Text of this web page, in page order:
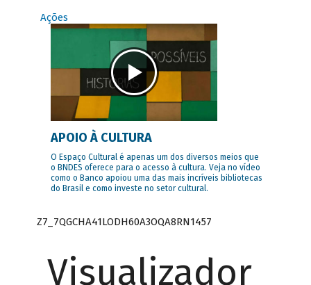
Ações
APOIO À CULTURA
O Espaço Cultural é apenas um dos diversos meios que
o BNDES oferece para o acesso à cultura. Veja no vídeo
como o Banco apoiou uma das mais incríveis bibliotecas
do Brasil e como investe no setor cultural.
Z7_7QGCHA41LODH60A3OQA8RN1457
Visualizador